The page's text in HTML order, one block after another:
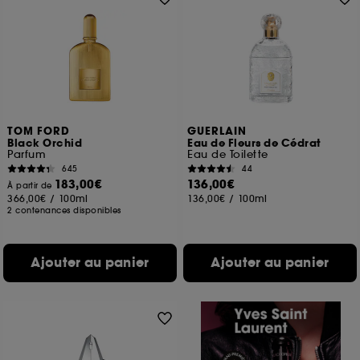
TOM FORD
Black Orchid
Parfum
645
À partir de 183,00€
366,00€ / 100ml
2 contenances disponibles
Ajouter au panier
GUERLAIN
Eau de Fleurs de Cédrat
Eau de Toilette
44
136,00€
136,00€ / 100ml
Ajouter au panier